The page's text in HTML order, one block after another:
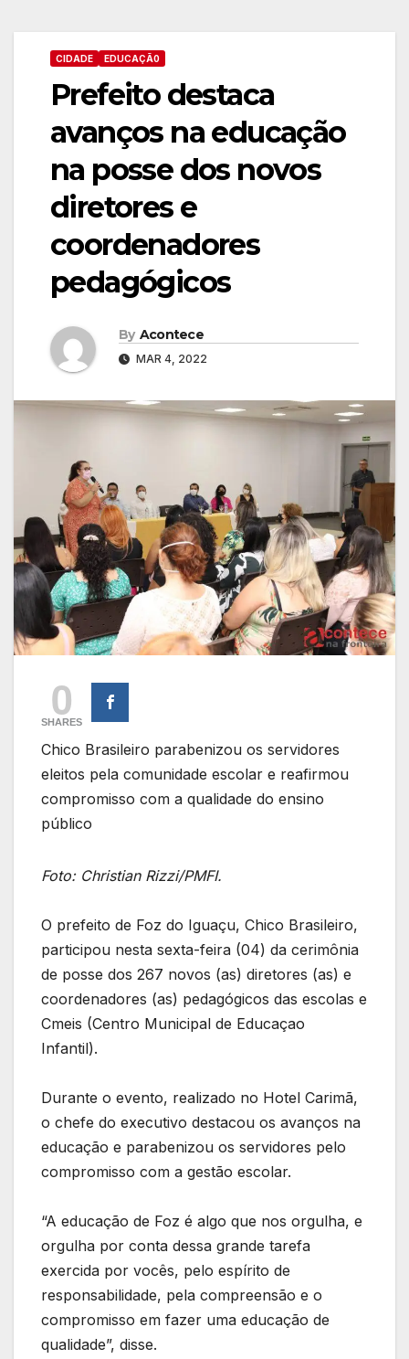
CIDADE EDUCAÇÃ0
Prefeito destaca
avanços na educação
na posse dos novos
diretores e
coordenadores
pedagógicos
By Acontece
MAR 4, 2022
0
SHARES
Chico Brasileiro parabenizou os servidores
eleitos pela comunidade escolar e reafirmou
compromisso com a qualidade do ensino
público
Foto: Christian Rizzi/PMFI.
O prefeito de Foz do Iguaçu, Chico Brasileiro,
participou nesta sexta-feira (04) da cerimônia
de posse dos 267 novos (as) diretores (as) e
coordenadores (as) pedagógicos das escolas e
Cmeis (Centro Municipal de Educaçao
Infantil).
Durante o evento, realizado no Hotel Carimã,
o chefe do executivo destacou os avanços na
educação e parabenizou os servidores pelo
compromisso com a gestão escolar.
“A educação de Foz é algo que nos orgulha, e
orgulha por conta dessa grande tarefa
exercida por vocês, pelo espírito de
responsabilidade, pela compreensão e o
compromisso em fazer uma educação de
qualidade”, disse.